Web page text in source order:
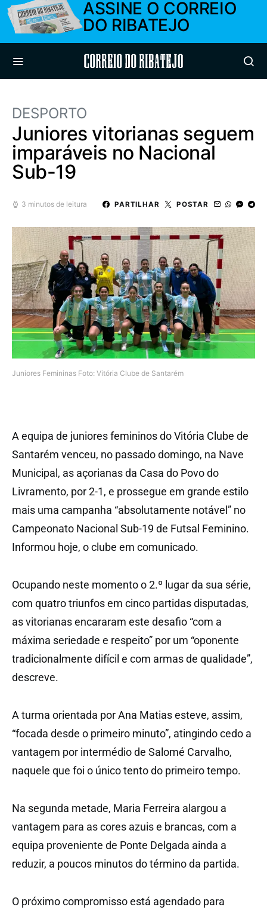
ASSINE O CORREIO
DO RIBATEJO
Correio do Ribatejo
DESPORTO
Juniores vitorianas seguem
imparáveis no Nacional
Sub-19
3 minutos de leitura PARTILHAR POSTAR
Juniores Femininas Foto: Vitória Clube de Santarém
A equipa de juniores femininos do Vitória Clube de
Santarém venceu, no passado domingo, na Nave
Municipal, as açorianas da Casa do Povo do
Livramento, por 2-1, e prossegue em grande estilo
mais uma campanha “absolutamente notável” no
Campeonato Nacional Sub-19 de Futsal Feminino.
Informou hoje, o clube em comunicado.
Ocupando neste momento o 2.º lugar da sua série,
com quatro triunfos em cinco partidas disputadas,
as vitorianas encararam este desafio “com a
máxima seriedade e respeito” por um “oponente
tradicionalmente difícil e com armas de qualidade”,
descreve.
A turma orientada por Ana Matias esteve, assim,
“focada desde o primeiro minuto”, atingindo cedo a
vantagem por intermédio de Salomé Carvalho,
naquele que foi o único tento do primeiro tempo.
Na segunda metade, Maria Ferreira alargou a
vantagem para as cores azuis e brancas, com a
equipa proveniente de Ponte Delgada ainda a
reduzir, a poucos minutos do término da partida.
O próximo compromisso está agendado para